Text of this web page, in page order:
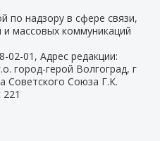
по надзору в сфере связи,
массовых коммуникаций
02-01 , Адрес редакции:
город-герой Волгоград, г
Советского Союза Г.К.